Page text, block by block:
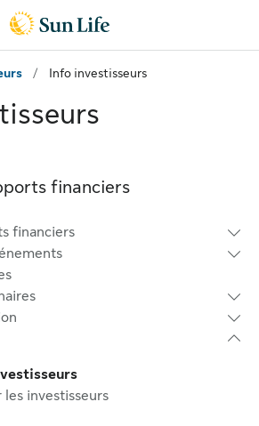
/ Info investisseurs
financiers
financiers
les investisseurs